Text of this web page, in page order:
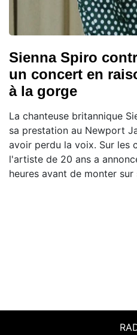
Sienna Spiro
un concert en
à la gorge
La chanteuse britannique
sa prestation au Newport
avoir perdu la voix. Sur les
l'artiste de 20 ans a
heures avant de monter sur